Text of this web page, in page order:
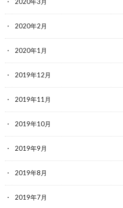
2020年2月
2020年1月
2019年12月
2019年11月
2019年10月
2019年9月
2019年8月
2019年7月